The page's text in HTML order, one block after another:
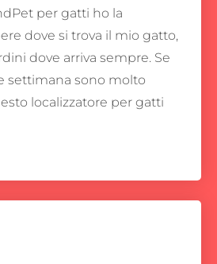
per gatti ho la
dove si trova il mio gatto,
dove arriva sempre. Se
settimana sono molto
localizzatore per gatti